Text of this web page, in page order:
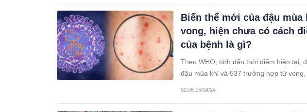
Biến thể mới của đậu
vong, hiện chưa có cách
của bệnh là gì?
Theo WHO, tính đến thời điểm hiện tại,
đậu mùa khỉ và 537 trường hợp tử
02:08 16/08/24